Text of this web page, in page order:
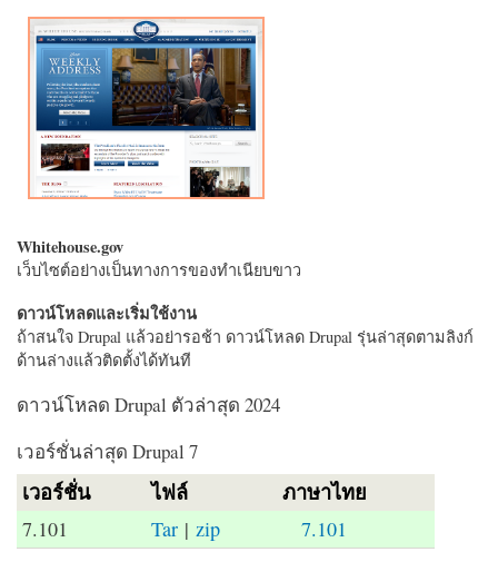
Whitehouse.gov
เว็บไซต์อย่างเป็นทางการของทำเนียบขาว
ดาวน์โหลดและเริ่มใช้งาน
ถ้าสนใจ Drupal แล้วอย่ารอช้า ดาวน์โหลด Drupal รุ่นล่าสุดตามลิงก์
ด้านล่างแล้วติดตั้งได้ทันที
ดาวน์โหลด Drupal ตัวล่าสุด 2024
เวอร์ชั่นล่าสุด Drupal 7
เวอร์ชั่น ไฟล์ ภาษาไทย
7.101 Tar |zip 7.101